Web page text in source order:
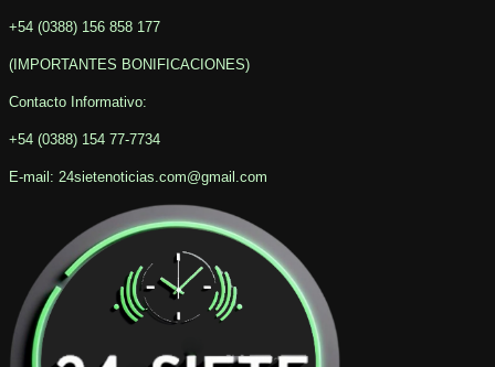
+54 (0388) 156 858 177
(IMPORTANTES BONIFICACIONES)
Contacto Informativo:
+54 (0388) 154 77-7734
E-mail: 24sietenoticias.com@gmail.com